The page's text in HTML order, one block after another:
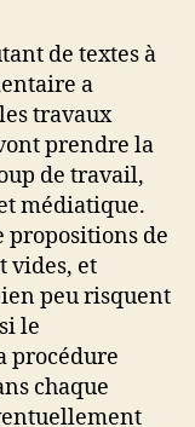
de textes à
a
travaux
prendre la
de travail,
médiatique.
propositions de
vides, et
peu risquent
le
procédure
chaque